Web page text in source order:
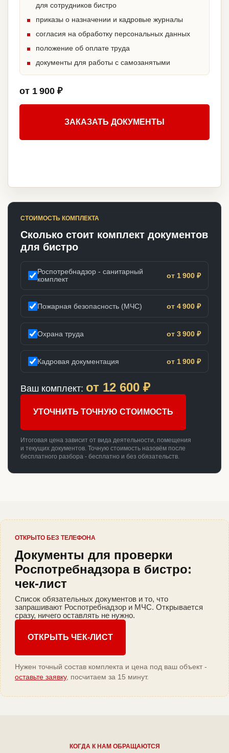
для сотрудников бистро
приказы о назначении и кадровые журналы
согласия на обработку персональных данных
положение об оплате труда
документы для работы с самозанятыми
от 1 900 ₽
ЗАКАЗАТЬ ДОКУМЕНТЫ
СТОИМОСТЬ КОМПЛЕКТА
Сколько стоит комплект документов
для бистро
Роспотребнадзор - санитарный
комплект
от 1 900 ₽
Пожарная безопасность (МЧС) от 4 900 ₽
Охрана труда от 3 900 ₽
Кадровая документация от 1 900 ₽
Ваш комплект: от 12 600 ₽
УТОЧНИТЬ ТОЧНУЮ СТОИМОСТЬ
Итоговая цена зависит от вида деятельности, помещения
и текущих документов. Точную стоимость назовём после
бесплатного разбора - бесплатно и без обязательств.
ОТКРЫТО БЕЗ ТЕЛЕФОНА
Документы для проверки
Роспотребнадзора в бистро:
чек-лист
Список обязательных документов и то, что
запрашивают Роспотребнадзор и МЧС. Открывается
сразу, ничего оставлять не нужно.
ОТКРЫТЬ ЧЕК-ЛИСТ
Нужен точный состав комплекта и цена под ваш объект -
оставьте заявку, посчитаем за 15 минут.
КОГДА К НАМ ОБРАЩАЮТСЯ